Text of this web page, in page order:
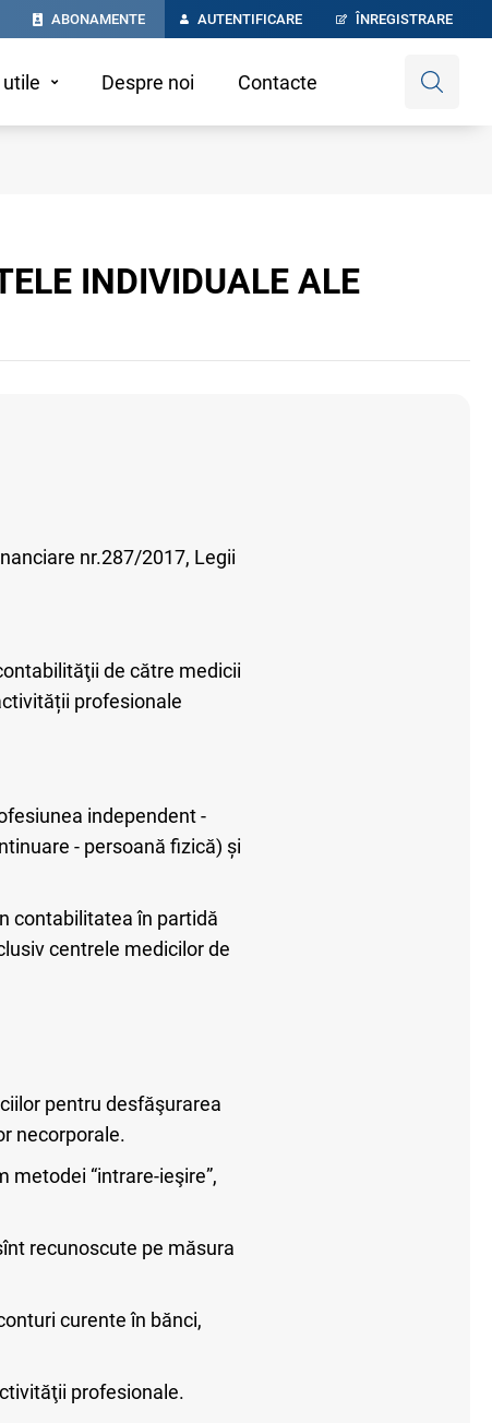
ABONAMENTE AUTENTIFICARE ÎNREGISTRARE
Despre noi Contacte
INDIVIDUALE ALE
nr.287/2017, Legii
de către medicii
profesionale
independent -
- persoană fizică) și
contabilitatea în partidă
centrele medicilor de
pentru desfăşurarea
necorporale.
“intrare-ieşire”,
recunoscute pe măsura
curente în bănci,
profesionale.